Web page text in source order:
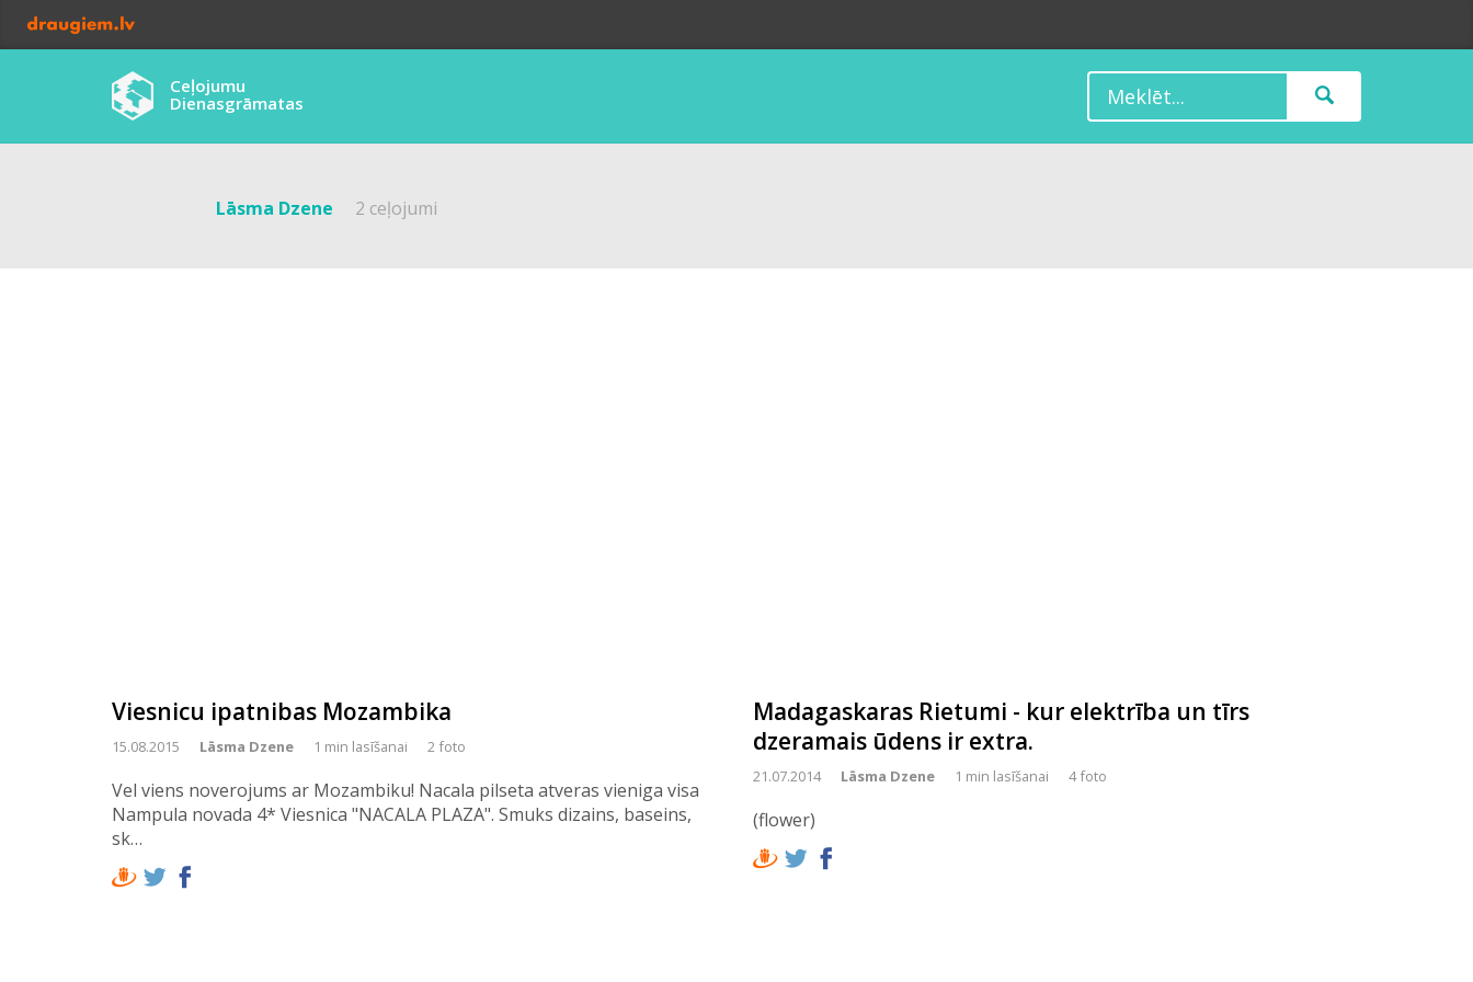
Ceļojumu
Dienasgrāmatas
Lāsma Dzene 2 ceļojumi
Viesnicu ipatnibas Mozambika
15.08.2015 Lāsma Dzene 1 min lasīšanai 2 foto
Vel viens noverojums ar Mozambiku! Nacala pilseta atveras vieniga visa
Nampula novada 4* Viesnica "NACALA PLAZA". Smuks dizains, baseins,
sk…
Madagaskaras Rietumi - kur elektrība un tīrs
dzeramais ūdens ir extra.
21.07.2014 Lāsma Dzene 1 min lasīšanai 4 foto
(flower)